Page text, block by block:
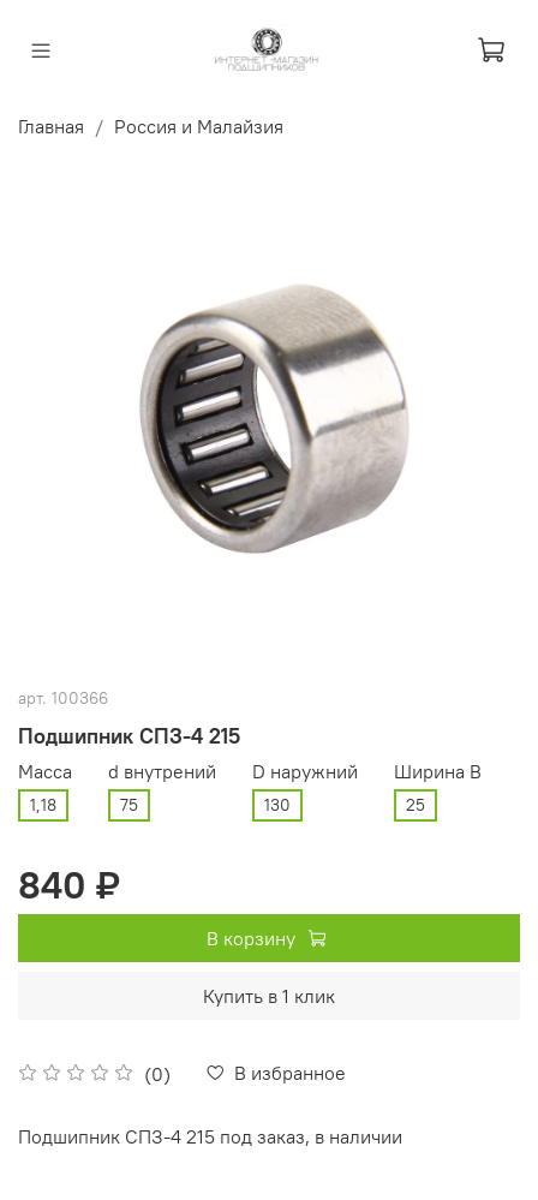
Главная Россия и Малайзия
арт. 100366
Подшипник СПЗ-4 215
(0) В избранное
Масса
1,18
d внутрений
75
D наружний
130
Ширина В
25
840 ₽
В корзину
Купить в 1 клик
Подшипник СПЗ-4 215 под заказ, в наличии